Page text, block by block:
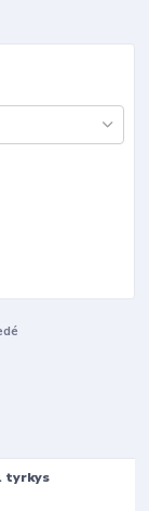
tyrkys